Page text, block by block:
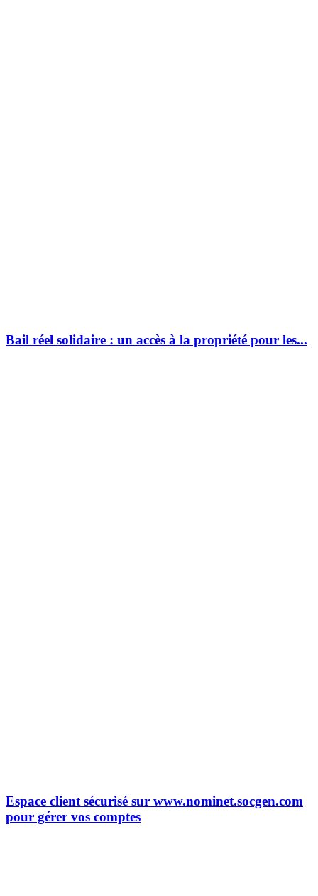
Bail réel solidaire : un accès à la propriété pour les...
Espace client sécurisé sur www.nominet.socgen.com
pour gérer vos comptes